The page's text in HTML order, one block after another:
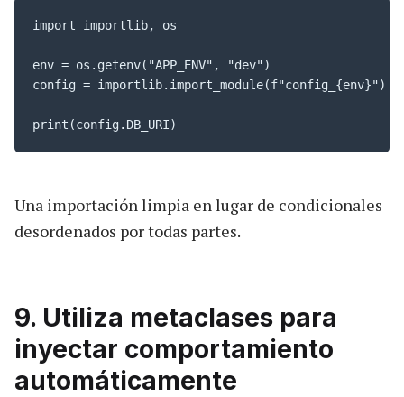
import importlib, os
env = os.getenv("APP_ENV", "dev")
config = importlib.import_module(f"config_{env}")
print(config.DB_URI)
Una importación limpia en lugar de condicionales
desordenados por todas partes.
9. Utiliza metaclases para
inyectar comportamiento
automáticamente